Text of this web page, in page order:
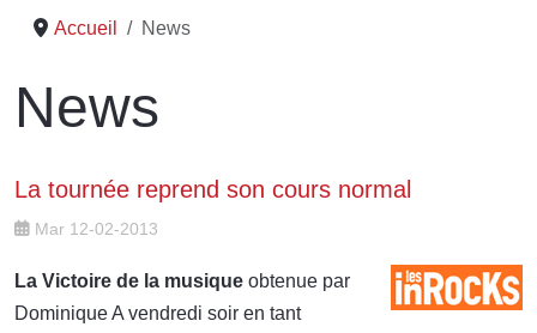
Accueil News
News
La tournée reprend son cours normal
Mar 12-02-2013
La Victoire de la musique obtenue par
Dominique A vendredi soir en tant